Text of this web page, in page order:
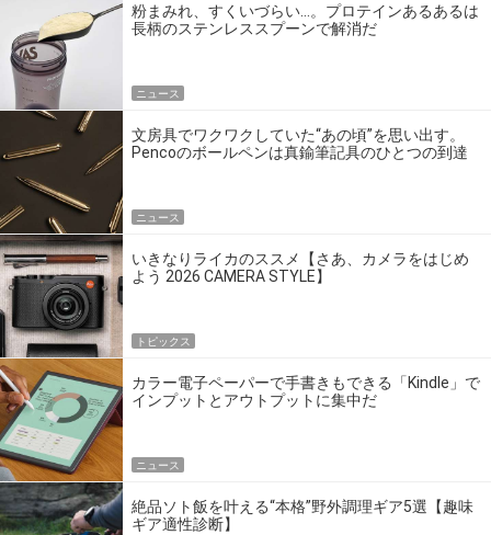
粉まみれ、すくいづらい…。プロテインあるあるは
長柄のステンレススプーンで解消だ
ニュース
文房具でワクワクしていた“あの頃”を思い出す。
Pencoのボールペンは真鍮筆記具のひとつの到達
ニュース
いきなりライカのススメ【さあ、カメラをはじめ
よう 2026 CAMERA STYLE】
トピックス
カラー電子ペーパーで手書きもできる「Kindle」で
インプットとアウトプットに集中だ
ニュース
絶品ソト飯を叶える“本格”野外調理ギア5選【趣味
ギア適性診断】